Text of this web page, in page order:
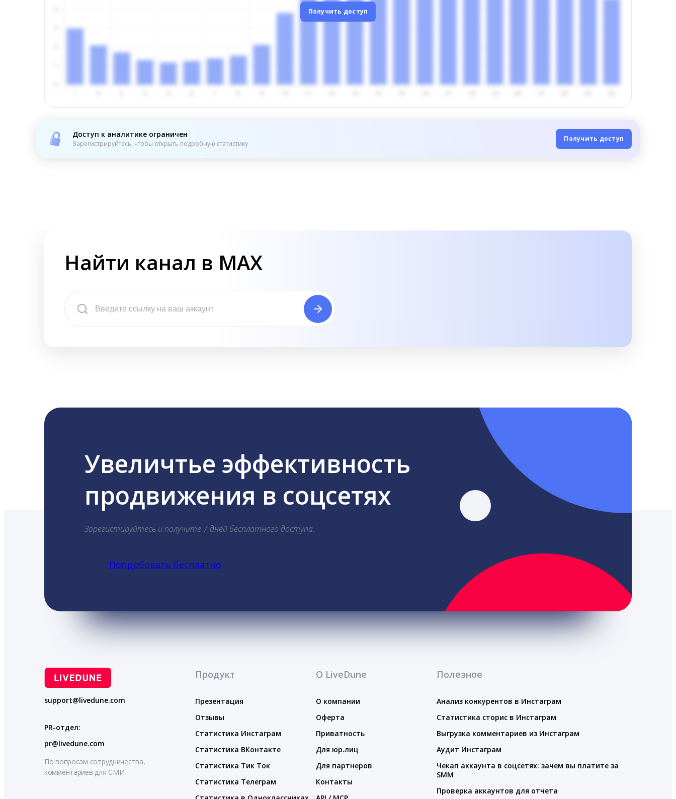
Получить доступ
Доступ к аналитике ограничен
Зарегистрируйтесь, чтобы открыть подробную статистику
Получить доступ
Найти канал в MAX
Увеличтье эффективность
продвижения в соцсетях
Зарегистируйтесь и получите 7 дней бесплатного доступа.
Попробовать бесплатно
support@livedune.com
PR-отдел:
pr@livedune.com
По вопросам сотрудничества,
комментариев для СМИ
Продукт
Презентация
Отзывы
Статистика Инстаграм
Статистика ВКонтакте
Статистика Тик Ток
Статистика Телеграм
О LiveDune
О компании
Оферта
Приватность
Для юр.лиц
Для партнеров
Контакты
Полезное
Анализ конкурентов в Инстаграм
Статистика сторис в Инстаграм
Выгрузка комментариев из Инстаграм
Аудит Инстаграм
Чекап аккаунта в соцсетях: зачем вы платите за
SMM
Проверка аккаунтов для отчета